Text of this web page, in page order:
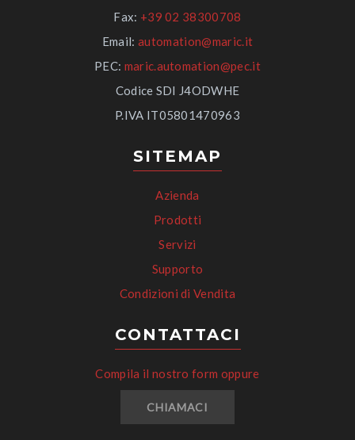
Fax: +39 02 38300708
Email:automation@maric.it
PEC: maric.automation@pec.it
Codice SDI J4ODWHE
P.IVA IT05801470963
SITEMAP
Azienda
Prodotti
Servizi
Supporto
Condizioni di Vendita
CONTATTACI
Compila il nostro form oppure
CHIAMACI